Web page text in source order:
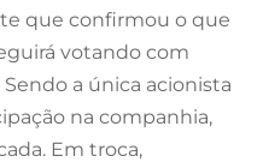
que confirmou o que
votando com
Sendo a única acionista
na companhia,
Em troca,